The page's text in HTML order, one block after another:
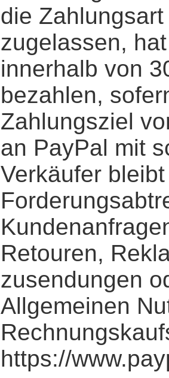
die Zahlungsart
zugelassen,
innerhalb von
bezahlen,
Zahlungsziel
an PayPal mit
Verkäufer
Retouren,
zusendungen
Allgemeinen
https://